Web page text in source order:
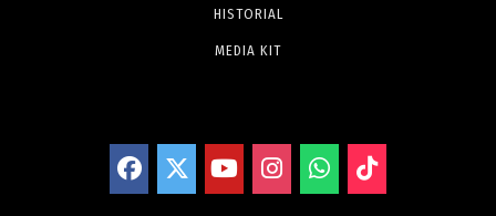
HISTORIAL
MEDIA KIT